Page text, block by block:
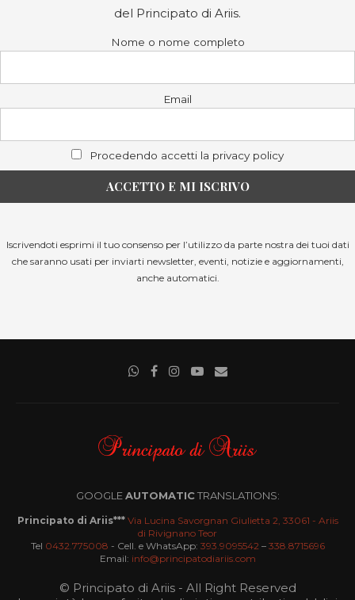
del Principato di Ariis.
Nome o nome completo
Email
Procedendo accetti la privacy policy
Iscrivendoti esprimi il tuo consenso per l’utilizzo da parte nostra dei tuoi dati
che saranno usati per inviarti newsletter, eventi, notizie e aggiornamenti,
anche automatici.
GOOGLEAUTOMATICTRANSLATIONS:
Principato di Ariis*** Via Lucina Savorgnan Giulietta 2, 33061 - Ariis
di Rivignano Teor
Tel 0432.775008 - Cell. e WhatsApp: 393.9095542 – 338.8715696
Email: info@principatodiariis.com
© Principato di Ariis - All Right Reserved